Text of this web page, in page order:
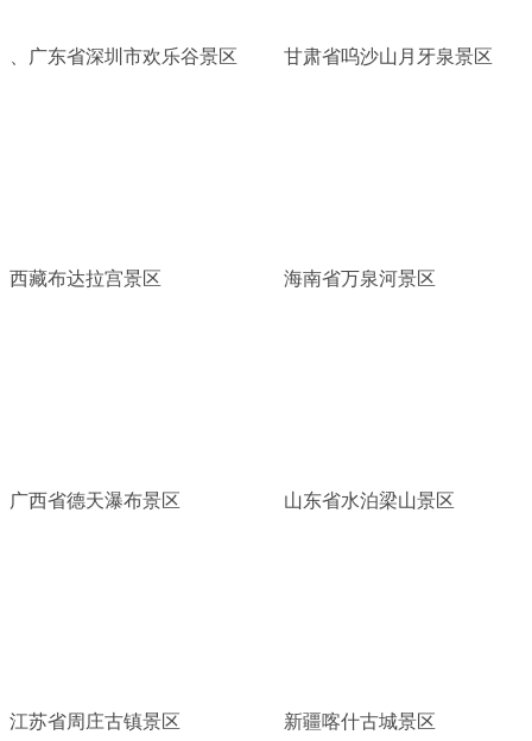
、广东省深圳市欢乐谷景区 甘肃省呜沙山月牙泉景区
西藏布达拉宫景区 海南省万泉河景区
广西省德天瀑布景区 山东省水泊梁山景区
江苏省周庄古镇景区 新疆喀什古城景区